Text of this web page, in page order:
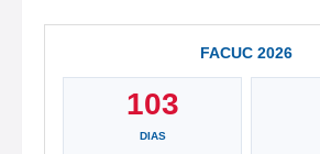
FACUC 2026
103
DIAS